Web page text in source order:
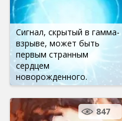
Сигнал, скрытый в гамма-
взрыве, может быть
первым странным
сердцем
новорожденного.
847